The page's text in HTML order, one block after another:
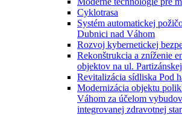
Cyklotrasa
Systém automatickej
Dubnici nad Váhom
Rozvoj kybernetickej
Rekonštrukcia a zníženie
objektov na ul. Partizánskej
Revitalizácia sídliska Pod
Modernizácia objektu
Váhom za účelom
integrovanej zdravotnej